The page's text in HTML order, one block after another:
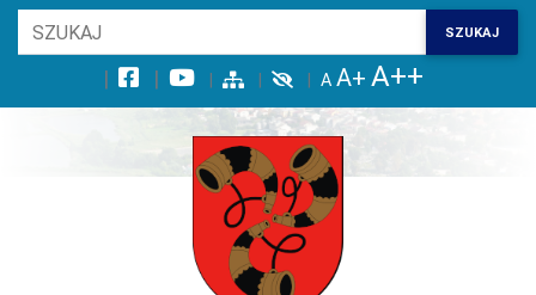
Wróć na początek strony
Przejdź do treści głównej
Przejdź do stopki
Przejdź do menu górnego
Przejdź do mapy serwisu
SZUKAJ